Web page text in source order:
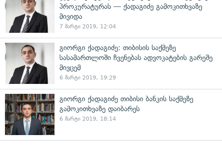
პროკურატურას — ქადაგიძე გამოკითხვაზე
მივიდა
7 მარტი 2019, 12:04
გიორგი ქადაგიძე: თიბისის საქმეზე
სასამართლოში ჩვენებას ადვოკატების გარეშე
მივცემ
6 მარტი 2019, 19:29
გიორგი ქადაგიძე თიბისი ბანკის საქმეზე
გამოკითხვაზე დაიბარეს
6 მარტი 2019, 18:14